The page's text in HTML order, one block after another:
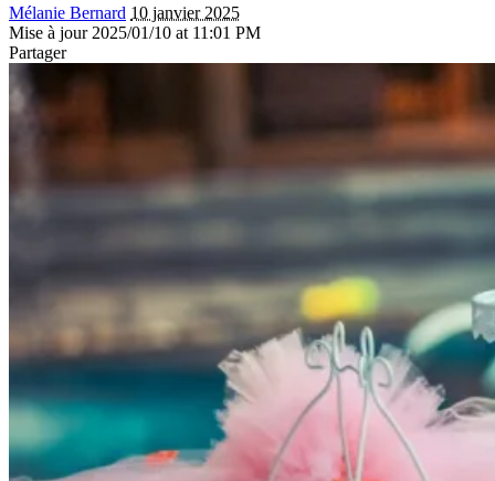
Mélanie Bernard 10 janvier 2025
Mise à jour 2025/01/10 at 11:01 PM
Partager